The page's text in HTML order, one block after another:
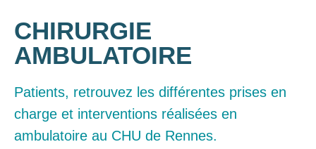
CHIRURGIE
AMBULATOIRE
Patients, retrouvez les différentes prises en
charge et interventions réalisées en
ambulatoire au CHU de Rennes.